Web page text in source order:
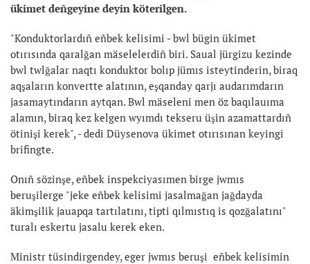
ükimet deñgeyine deyin köterilgen.
"Konduktorlardıñ eñbek kelisimi - bwl bügin ükimet
otırısında qaralğan mäselelerdiñ biri. Saual jürgizu kezinde
bwl twlğalar naqtı konduktor bolıp jümıs isteytinderin, biraq
aqşaların konvertte alatının, eşqanday qarjı audarımdarın
jasamaytındarın aytqan. Bwl mäseleni men öz baqılauıma
alamın, biraq kez kelgen wyımdı tekseru üşin azamattardıñ
ötinişi kerek", - dedi Düysenova ükimet otırısınan keyingi
brifingte.
Onıñ sözinşe, eñbek inspekciyasımen birge jwmıs
beruşilerge "jeke eñbek kelisimi jasalmağan jağdayda
äkimşilik jauapqa tartılatını, tipti qılmıstıq is qozğalatını"
turalı eskertu jasalu kerek eken.
Ministr tüsindirgendey, eger jwmıs beruşi eñbek kelisimin